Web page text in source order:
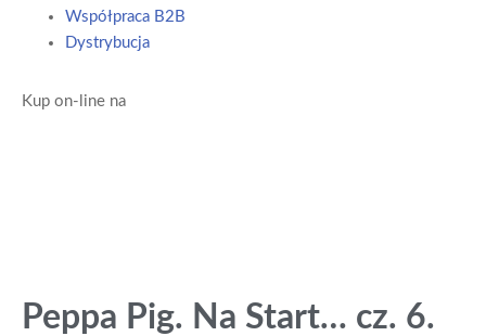
Współpraca B2B
Dystrybucja
Kup on-line na
Peppa Pig. Na Start… cz. 6.